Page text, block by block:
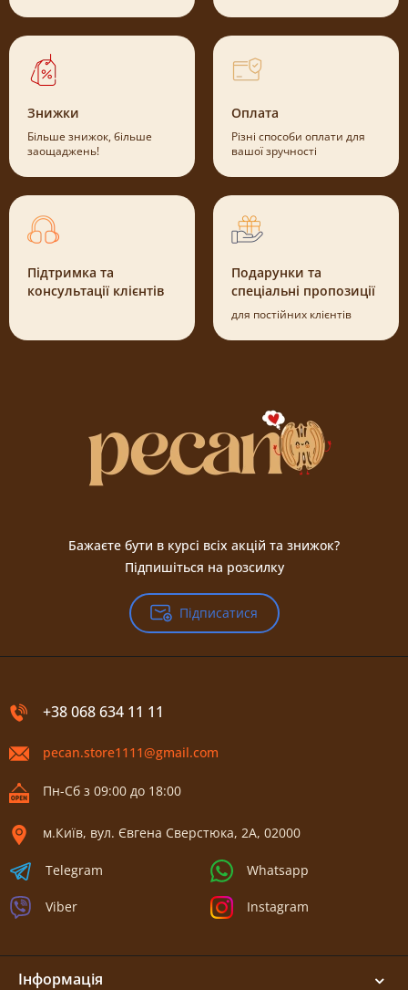
Знижки
Більше знижок, більше
заощаджень!
Оплата
Різні способи оплати для
вашої зручності
Підтримка та
консультації клієнтів
Подарунки та
спеціальні пропозиції
для постійних клієнтів
Бажаєте бути в курсі всіх акцій та знижок?
Підпишіться на розсилку
Підписатися
+38 068 634 11 11
pecan.store1111@gmail.com
Пн-Сб з 09:00 до 18:00
м.Київ, вул. Євгена Сверстюка, 2А, 02000
Telegram
Viber
Whatsapp
Instagram
Інформація